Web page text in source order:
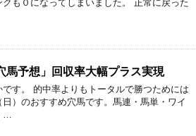
も０になってしまいました。 正常に戻った
馬予想」回収率大幅プラス実現
す。 的中率よりもトータルで勝つためには
）のおすすめ穴馬です。馬連・馬単・ワイ
…